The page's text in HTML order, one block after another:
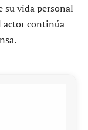
su vida personal
actor continúa